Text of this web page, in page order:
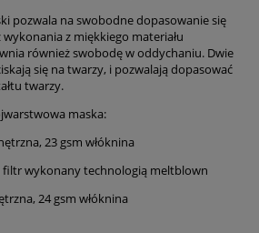
pozwala na swobodne dopasowanie się
z miękkiego materiału
również swobodę w oddychaniu. Dwie
się na twarzy, i pozwalają dopasować
twarzy.
maska:
23 gsm włóknina
filtr wykonany technologią meltblown
24 gsm włóknina